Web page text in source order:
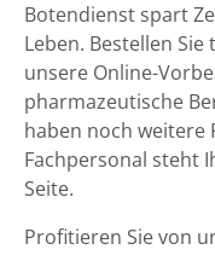
Botendienst spart
Leben. Bestellen
unsere Online-
pharmazeutische
haben noch weitere
Fachpersonal steht
Seite.
Profitieren Sie von